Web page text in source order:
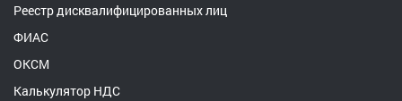
Реестр дисквалифицированных лиц
ФИАС
ОКСМ
Калькулятор НДС